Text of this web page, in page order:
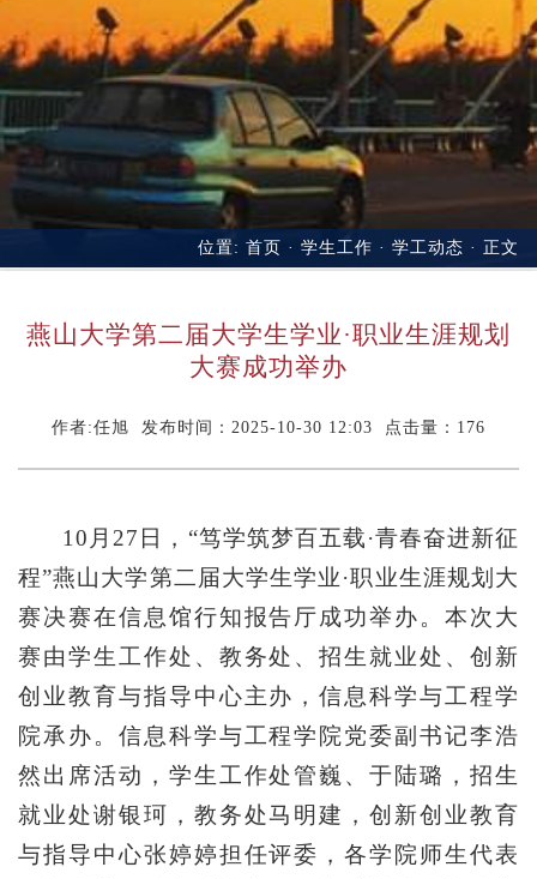
位置: 首页 · 学生工作 · 学工动态 · 正文
燕山大学第二届大学生学业·职业生涯规划
大赛成功举办
作者:任旭 发布时间：2025-10-30 12:03 点击量： 176
10月27日，“笃学筑梦百五载·青春奋进新征
程”燕山大学第二届大学生学业·职业生涯规划大
赛决赛在信息馆行知报告厅成功举办。本次大
赛由学生工作处、教务处、招生就业处、创新
创业教育与指导中心主办，信息科学与工程学
院承办。信息科学与工程学院党委副书记李浩
然出席活动，学生工作处管巍、于陆璐，招生
就业处谢银珂，教务处马明建，创新创业教育
与指导中心张婷婷担任评委，各学院师生代表